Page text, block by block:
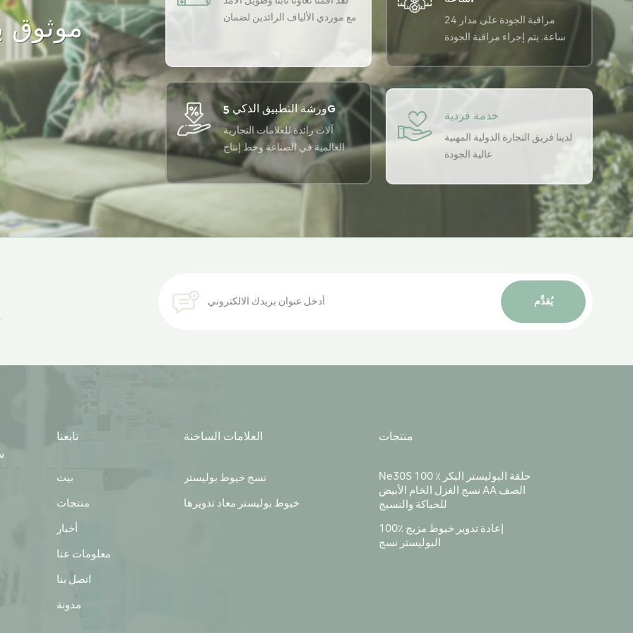
موثوق
مع موردي الألياف الرائدين لضمان
مراقبة الجودة على مدار 24
ساعة. يتم إجراء مراقبة الجودة
على مدار 24 ساعة في اليوم
باستخدام نظام ضمان الجودة
USTER لضمان اتساق الجودة لدينا.
ورشة التطبيق الذكي 5G
آلات رائدة للعلامات التجارية
العالمية في الصناعة وخط إنتاج
أوتوماتيكي بالكامل
خدمة فردية
لدينا فريق التجارة الدولية المهنية
عالية الجودة
احصل على أحدث اتجاه للألياف المعاد تدويرها في صندوق الوارد الخاص بك.
يُقدِّم
تابعنا
بيت
منتجات
أخبار
معلومات عنا
اتصل بنا
مدونة
العلامات الساخنة
نسج خيوط بوليستر
خيوط بوليستر معاد تدويرها
منتجات
Ne30S 100 ٪ حلقة البوليستر البكر
نسج الغزل الخام الأبيض AA الصف
للحياكة والنسيج
100٪ إعادة تدوير خيوط مزيج
البوليستر نسج